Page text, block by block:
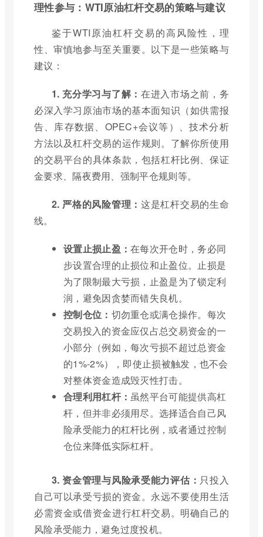
理性参与：WTI原油杠杆交易的策略与建议
鉴于WTI原油杠杆交易的高风险性，理
性、审慎地参与至关重要。以下是一些策略与
建议：
1. 充分学习与了解： 在进入市场之前，务
必深入学习原油市场的基本面知识（如供需报
告、库存数据、OPEC+会议等）、技术分析
方法以及杠杆交易的运作规则。了解你所使用
的交易平台的具体条款，包括杠杆比例、保证
金要求、隔夜费用、强制平仓规则等。
2. 严格的风险管理： 这是杠杆交易的生命
线。
设置止损止盈：在每次开仓时，务必同
步设置合理的止损位和止盈位。止损是
为了限制最大亏损，止盈是为了锁定利
润，避免因贪婪而错失良机。
控制仓位： 切勿重仓或满仓操作。每次
交易投入的资金应仅占总交易资金的一
小部分（例如，每次亏损不超过总资金
的1%-2%），即使止损被触发，也不会
对整体资金造成毁灭性打击。
合理利用杠杆：虽然平台可能提供高杠
杆，但并非必须用尽。选择适合自己风
险承受能力的杠杆比例，或者通过控制
仓位来降低实际杠杆。
3. 资金管理与风险承受能力评估： 只投入
自己可以承受亏损的资金。永远不要使用生活
必需资金或借资金进行杠杆交易。明确自己的
风险承受能力，避免过度投机。